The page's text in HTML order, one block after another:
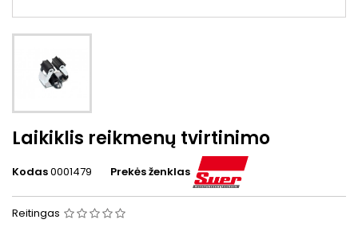
Laikiklis reikmenų tvirtinimo
Kodas0001479 Prekės ženklas
Reitingas